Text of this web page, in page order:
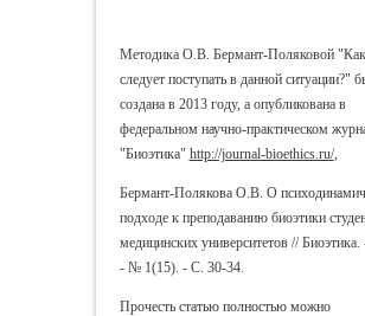
Методика О.В. Бермант-Поляковой "Как
следует поступать в данной ситуации?"
создана в 2013 году, а опубликована в
федеральном научно-практическом
"Биоэтика" http://journal-bioethics.ru/,
Бермант-Полякова О.В. О
подходе к преподаванию биоэтики
медицинских университетов // Биоэтика.
- № 1(15). - С. 30-34.
Прочесть статью полностью можно